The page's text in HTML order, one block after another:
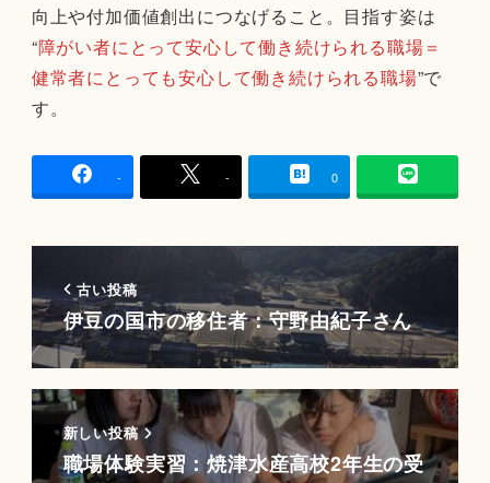
向上や付加価値創出につなげること。目指す姿は
“障がい者にとって安心して働き続けられる職場＝
健常者にとっても安心して働き続けられる職場”で
す。
- - 0
古い投稿
伊豆の国市の移住者：守野由紀子さん
新しい投稿
職場体験実習：焼津水産高校2年生の受